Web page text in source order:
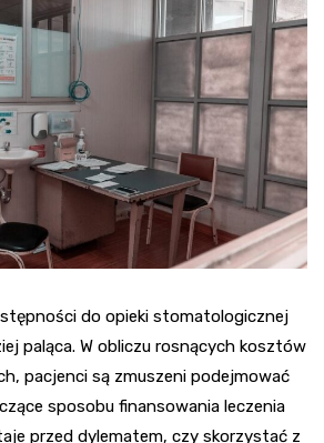
do opieki stomatologicznej
paląca. W obliczu rosnących kosztów
pacjenci są zmuszeni podejmować
sposobu finansowania leczenia
przed dylematem, czy skorzystać z